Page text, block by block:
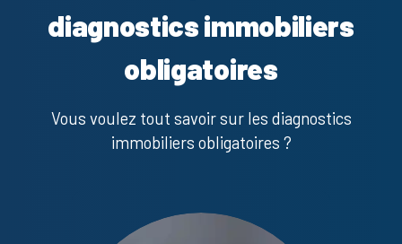
diagnostics immobiliers
obligatoires
Vous voulez tout savoir sur les diagnostics
immobiliers obligatoires ?